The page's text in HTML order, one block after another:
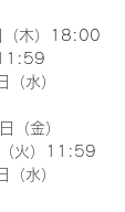
（木）18:00
水）
（金）
火）11:59
水）